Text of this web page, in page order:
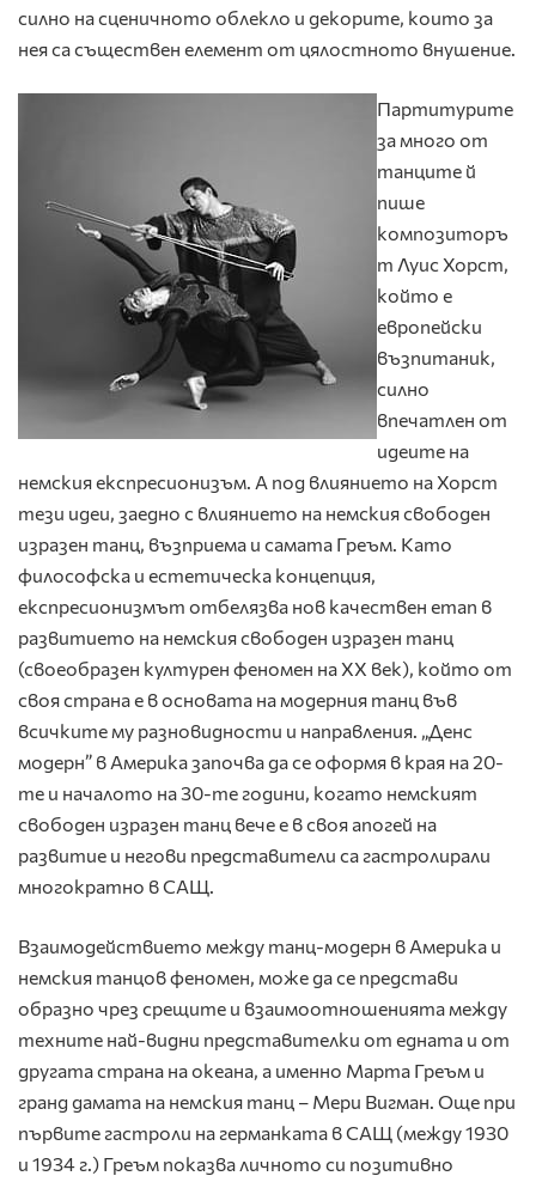
силно на сценичното облекло и декорите, които за
нея са съществен елемент от цялостното внушение.
Партитурите
за много от
танците й
пише
композиторъ
т Луис Хорст,
който е
европейски
възпитаник,
силно
впечатлен от
идеите на
немския експресионизъм. А под влиянието на Хорст
тези идеи, заедно с влиянието на немския свободен
изразен танц, възприема и самата Греъм. Като
философска и естетическа концепция,
експресионизмът отбелязва нов качествен етап в
развитието на немския свободен изразен танц
(своеобразен културен феномен на ХХ век), който от
своя страна е в основата на модерния танц във
всичките му разновидности и направления. „Денс
модерн” в Америка започва да се оформя в края на 20-
те и началото на 30-те години, когато немският
свободен изразен танц вече е в своя апогей на
развитие и негови представители са гастролирали
многократно в САЩ.
Взаимодействието между танц-модерн в Америка и
немския танцов феномен, може да се представи
образно чрез срещите и взаимоотношенията между
техните най-видни представителки от едната и от
другата страна на океана, а именно Марта Греъм и
гранд дамата на немския танц – Мери Вигман. Още при
първите гастроли на германката в САЩ (между 1930
и 1934 г.) Греъм показва личното си позитивно